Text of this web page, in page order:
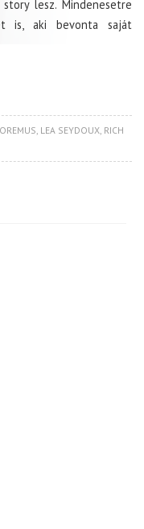
lesz. Mindenesetre
is, aki bevonta saját
, LEA SEYDOUX, RICH